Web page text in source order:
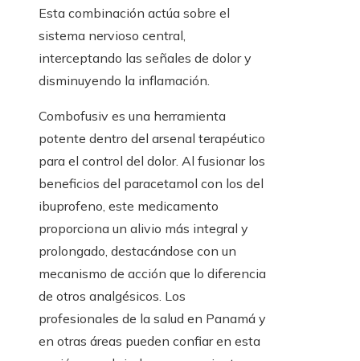
Esta combinación actúa sobre el
sistema nervioso central,
interceptando las señales de dolor y
disminuyendo la inflamación.
Combofusiv es una herramienta
potente dentro del arsenal terapéutico
para el control del dolor. Al fusionar los
beneficios del paracetamol con los del
ibuprofeno, este medicamento
proporciona un alivio más integral y
prolongado, destacándose con un
mecanismo de acción que lo diferencia
de otros analgésicos. Los
profesionales de la salud en Panamá y
en otras áreas pueden confiar en esta